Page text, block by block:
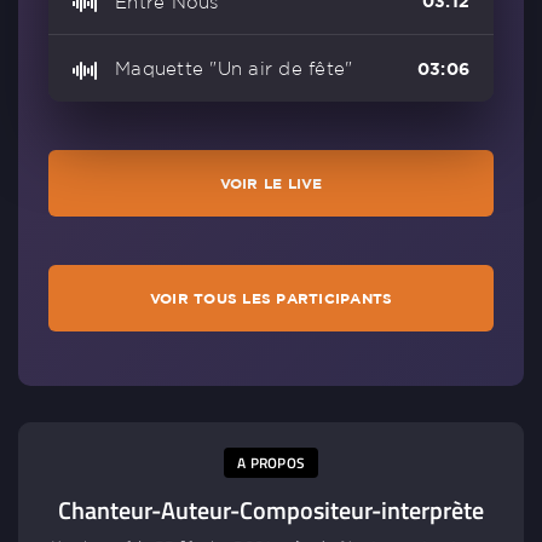
Maquette "Un air de fête" 03:06
VOIR LE LIVE
VOIR TOUS LES PARTICIPANTS
A PROPOS
Chanteur-Auteur-Compositeur-interprète